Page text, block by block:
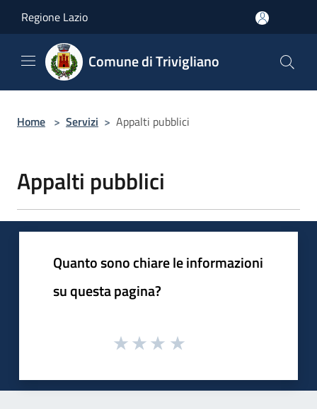
Regione Lazio
Comune di Trivigliano
Home > Servizi > Appalti pubblici
Appalti pubblici
Quanto sono chiare le informazioni
su questa pagina?